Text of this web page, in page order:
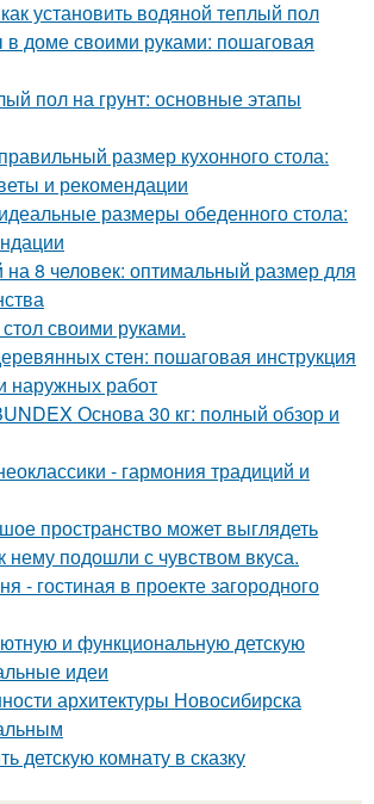
установить водяной теплый пол
доме своими руками: пошаговая
пол на грунт: основные этапы
размер кухонного стола:
и рекомендации
размеры обеденного стола:
на 8 человек: оптимальный размер для
своими руками.
стен: пошаговая инструкция
наружных работ
Основа 30 кг: полный обзор и
- гармония традиций и
пространство может выглядеть
нему подошли с чувством вкуса.
- гостиная в проекте загородного
и функциональную детскую
идеи
архитектуры Новосибирска
детскую комнату в сказку